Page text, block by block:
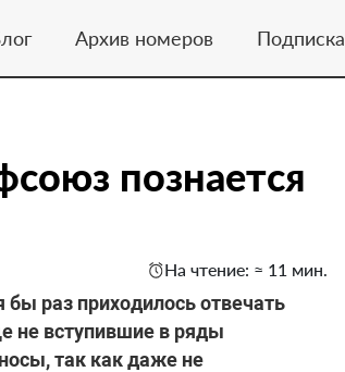
Архив номеров Подписка
познается
На чтение: ≈ 11 мин.
раз приходилось отвечать
не вступившие в ряды
так как даже не